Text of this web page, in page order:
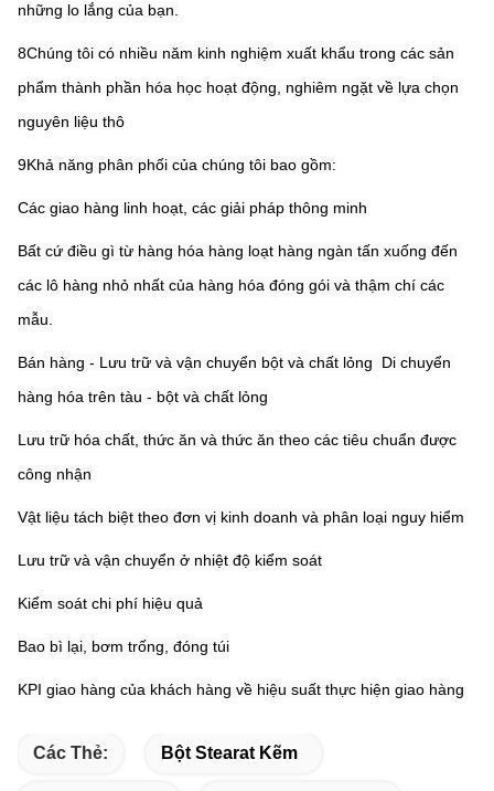
những lo lắng của bạn.
8Chúng tôi có nhiều năm kinh nghiệm xuất khẩu trong các sản
phẩm thành phần hóa học hoạt động, nghiêm ngặt về lựa chọn
nguyên liệu thô
9Khả năng phân phối của chúng tôi bao gồm:
Các giao hàng linh hoạt, các giải pháp thông minh
Bất cứ điều gì từ hàng hóa hàng loạt hàng ngàn tấn xuống đến
các lô hàng nhỏ nhất của hàng hóa đóng gói và thậm chí các
mẫu.
Bán hàng - Lưu trữ và vận chuyển bột và chất lỏng ️ Di chuyển
hàng hóa trên tàu - bột và chất lỏng
Lưu trữ hóa chất, thức ăn và thức ăn theo các tiêu chuẩn được
công nhận
Vật liệu tách biệt theo đơn vị kinh doanh và phân loại nguy hiểm
Lưu trữ và vận chuyển ở nhiệt độ kiểm soát
Kiểm soát chi phí hiệu quả
Bao bì lại, bơm trống, đóng túi
KPI giao hàng của khách hàng về hiệu suất thực hiện giao hàng
Các Thẻ: Bột Stearat Kẽm